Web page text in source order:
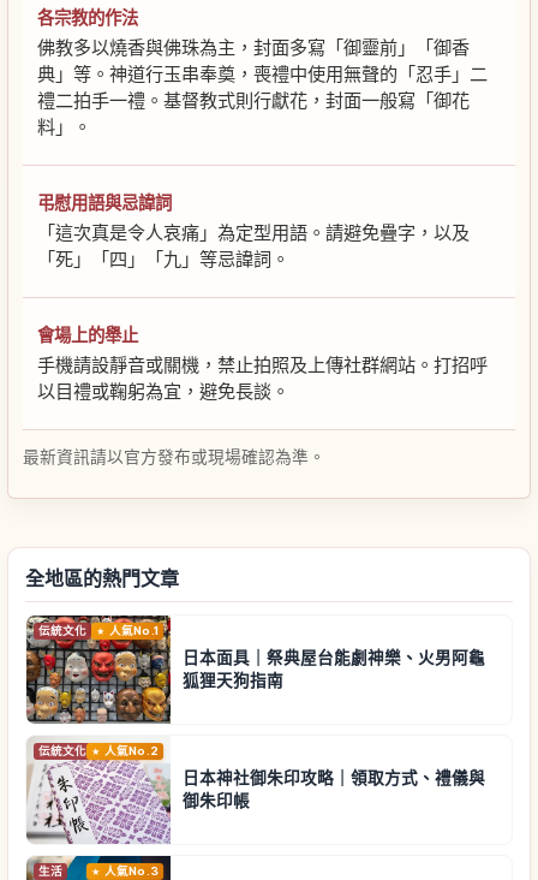
各宗教的作法
佛教多以燒香與佛珠為主，封面多寫「御靈前」「御香
典」等。神道行玉串奉奠，喪禮中使用無聲的「忍手」二
禮二拍手一禮。基督教式則行獻花，封面一般寫「御花
料」。
弔慰用語與忌諱詞
「這次真是令人哀痛」為定型用語。請避免疊字，以及
「死」「四」「九」等忌諱詞。
會場上的舉止
手機請設靜音或關機，禁止拍照及上傳社群網站。打招呼
以目禮或鞠躬為宜，避免長談。
最新資訊請以官方發布或現場確認為準。
全地區的熱門文章
伝統文化 人氣No.1
日本面具｜祭典屋台能劇神樂、火男阿龜
狐狸天狗指南
伝統文化 人氣No.2
日本神社御朱印攻略｜領取方式、禮儀與
御朱印帳
生活 人氣No.3